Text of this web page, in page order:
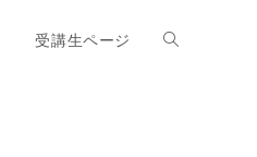
受講生ページ